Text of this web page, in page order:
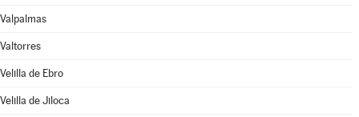
Valpalmas
Valtorres
Velilla de Ebro
Velilla de Jiloca